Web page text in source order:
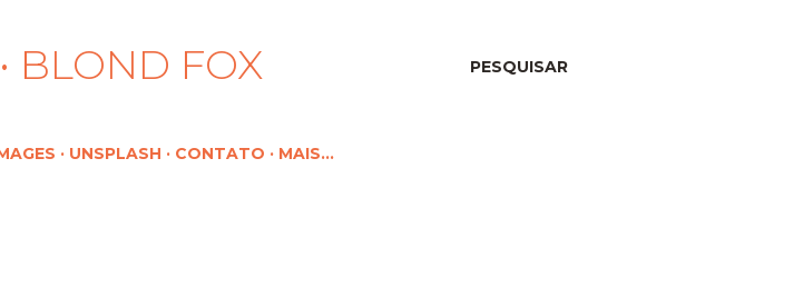
PESQUISAR
BLOND FOX
UNSPLASH CONTATO MAIS…